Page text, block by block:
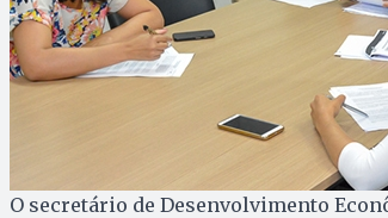
O secretário de Desenvolvimento